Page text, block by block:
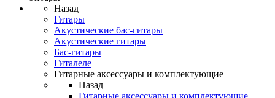
Назад
Гитары
Акустические бас-гитары
Акустические гитары
Бас-гитары
Гиталеле
Гитарные аксессуары и комплектующие
Назад
Гитарные аксессуары и комплектующие